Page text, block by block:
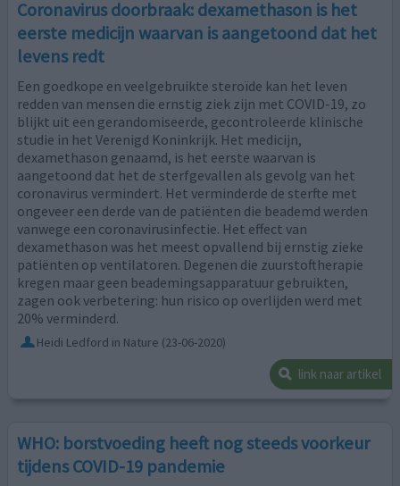
Coronavirus doorbraak: dexamethason is het
eerste medicijn waarvan is aangetoond dat het
levens redt
Een goedkope en veelgebruikte steroïde kan het leven
redden van mensen die ernstig ziek zijn met COVID-19, zo
blijkt uit een gerandomiseerde, gecontroleerde klinische
studie in het Verenigd Koninkrijk. Het medicijn,
dexamethason genaamd, is het eerste waarvan is
aangetoond dat het de sterfgevallen als gevolg van het
coronavirus vermindert. Het verminderde de sterfte met
ongeveer een derde van de patiënten die beademd werden
vanwege een coronavirusinfectie. Het effect van
dexamethason was het meest opvallend bij ernstig zieke
patiënten op ventilatoren. Degenen die zuurstoftherapie
kregen maar geen beademingsapparatuur gebruikten,
zagen ook verbetering: hun risico op overlijden werd met
20% verminderd.
Heidi Ledford in Nature (23-06-2020)
link naar artikel
WHO: borstvoeding heeft nog steeds voorkeur
tijdens COVID-19 pandemie